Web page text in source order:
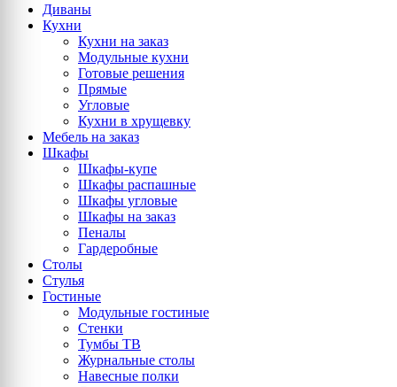
Диваны
Кухни
Кухни на заказ
Модульные кухни
Готовые решения
Прямые
Угловые
Кухни в хрущевку
Мебель на заказ
Шкафы
Шкафы-купе
Шкафы распашные
Шкафы угловые
Шкафы на заказ
Пеналы
Гардеробные
Столы
Стулья
Гостиные
Модульные гостиные
Стенки
Тумбы ТВ
Журнальные столы
Навесные полки